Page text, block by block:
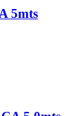
5mts